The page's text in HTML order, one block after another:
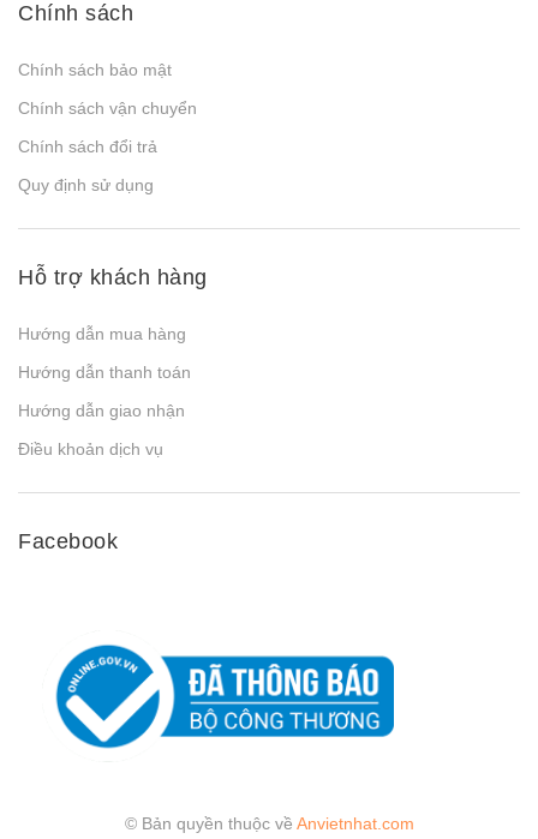
Chính sách
Chính sách bảo mật
Chính sách vận chuyển
Chính sách đổi trả
Quy định sử dụng
Hỗ trợ khách hàng
Hướng dẫn mua hàng
Hướng dẫn thanh toán
Hướng dẫn giao nhận
Điều khoản dịch vụ
Facebook
© Bản quyền thuộc về Anvietnhat.com